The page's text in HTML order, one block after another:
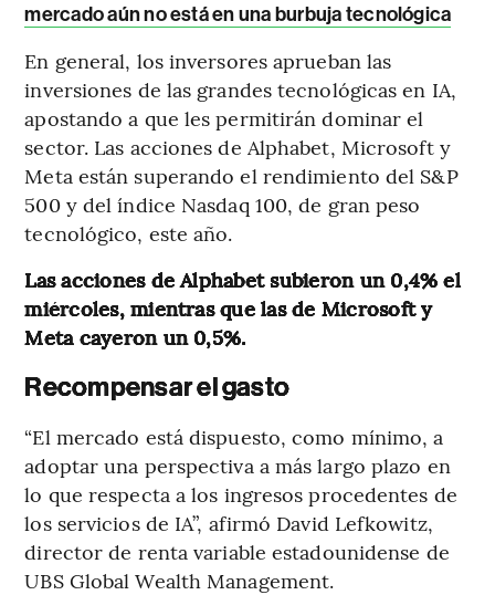
mercado aún no está en una burbuja tecnológica
En general, los inversores aprueban las
inversiones de las grandes tecnológicas en IA,
apostando a que les permitirán dominar el
sector. Las acciones de Alphabet, Microsoft y
Meta están superando el rendimiento del S&P
500 y del índice Nasdaq 100, de gran peso
tecnológico, este año.
Las acciones de Alphabet subieron un 0,4% el
miércoles, mientras que las de Microsoft y
Meta cayeron un 0,5%.
Recompensar el gasto
“El mercado está dispuesto, como mínimo, a
adoptar una perspectiva a más largo plazo en
lo que respecta a los ingresos procedentes de
los servicios de IA”, afirmó David Lefkowitz,
director de renta variable estadounidense de
UBS Global Wealth Management.